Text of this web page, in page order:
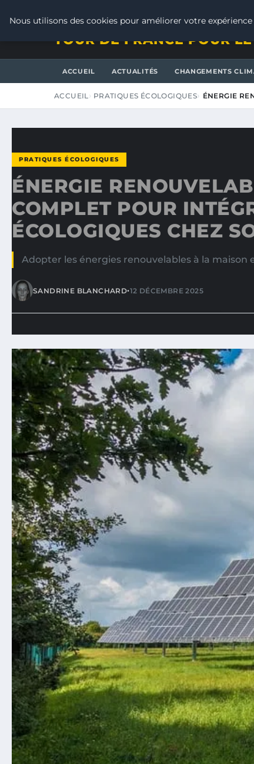
TOUR DE FRANCE POUR
ACCUEIL ACTUALITÉS CHANGEMENTS
ACCUEIL PRATIQUES ÉCOLOGIQUES ÉNERGIE
PRATIQUES ÉCOLOGIQUES
ÉNERGIE
COMPLET POUR
ÉCOLOGIQUES CHEZ
Adopter les énergies renouvelables à la
SANDRINE BLANCHARD•12 DÉCEMBRE 2025
Nous utilisons des cookies pour améliorer votre